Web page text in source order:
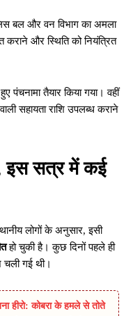
बल और वन विभाग का अमला
कराने और स्थिति को नियंत्रित
पंचनामा तैयार किया गया। वहीं
सहायता राशि उपलब्ध कराने
इस सत्र में कई
लोगों के अनुसार, इसी
हो चुकी है। कुछ दिनों पहले ही
गई थी।
हीरो: कोबरा के हमले से तोते